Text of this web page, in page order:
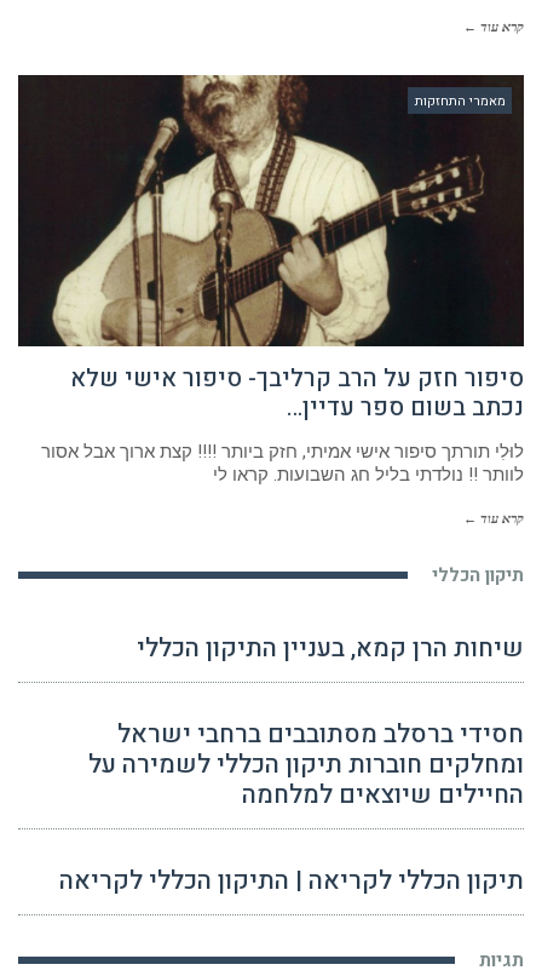
קרא עוד ←
מאמרי התחזקות
סיפור חזק על הרב קרליבך- סיפור אישי שלא
נכתב בשום ספר עדיין…
לוּלִי תורתך סיפור אישי אמיתי, חזק ביותר !!!! קצת ארוך אבל אסור
לוותר !! נולדתי בליל חג השבועות. קראו לי
קרא עוד ←
תיקון הכללי
שיחות הרן קמא, בעניין התיקון הכללי
חסידי ברסלב מסתובבים ברחבי ישראל
ומחלקים חוברות תיקון הכללי לשמירה על
החיילים שיוצאים למלחמה
תיקון הכללי לקריאה | התיקון הכללי לקריאה
תגיות